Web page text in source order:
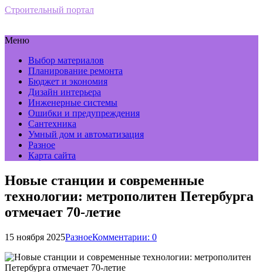
Строительный портал
Меню
Выбор материалов
Планирование ремонта
Бюджет и экономия
Дизайн интерьера
Инженерные системы
Ошибки и предупреждения
Сантехника
Умный дом и автоматизация
Разное
Карта сайта
Новые станции и современные
технологии: метрополитен Петербурга
отмечает 70-летие
15 ноября 2025РазноеКомментарии: 0